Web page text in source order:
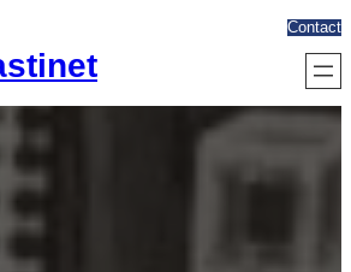
Contact